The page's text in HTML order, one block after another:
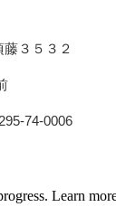
３５３２
74-0006